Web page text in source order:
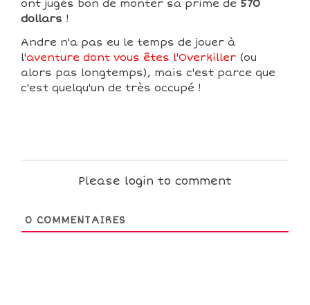
ont jugés bon de monter sa prime de 570
dollars !
Andre n'a pas eu le temps de jouer à
l'aventure dont vous êtes l'Overkiller (ou
alors pas longtemps), mais c'est parce que
c'est quelqu'un de très occupé !
Please login to comment
0 COMMENTAIRES